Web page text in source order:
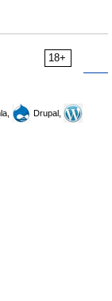
18+
Drupal,